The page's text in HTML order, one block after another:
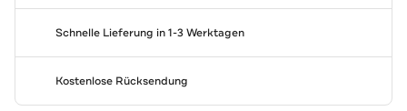
Schnelle Lieferung in 1-3 Werktagen
Kostenlose Rücksendung